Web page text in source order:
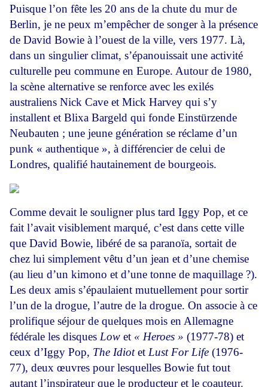
Puisque l’on fête les 20 ans de la chute du mur de
Berlin, je ne peux m’empêcher de songer à la présence
de David Bowie à l’ouest de la ville, vers 1977. Là,
dans un singulier climat, s’épanouissait une activité
culturelle peu commune en Europe. Autour de 1980,
la scène alternative se renforce avec les exilés
australiens Nick Cave et Mick Harvey qui s’y
installent et Blixa Bargeld qui fonde Einstürzende
Neubauten ; une jeune génération se réclame d’un
punk « authentique », à différencier de celui de
Londres, qualifié hautainement de bourgeois.
Comme devait le souligner plus tard Iggy Pop, et ce
fait l’avait visiblement marqué, c’est dans cette ville
que David Bowie, libéré de sa paranoïa, sortait de
chez lui simplement vêtu d’un jean et d’une chemise
(au lieu d’un kimono et d’une tonne de maquillage ?).
Les deux amis s’épaulaient mutuellement pour sortir
l’un de la drogue, l’autre de la drogue. On associe à ce
prolifique séjour de quelques mois en Allemagne
fédérale les disques Low et « Heroes » (1977-78) et
ceux d’Iggy Pop, The Idiotet Lust For Life (1976-
77), deux œuvres pour lesquelles Bowie fut tout
autant l’inspirateur que le producteur et le coauteur.